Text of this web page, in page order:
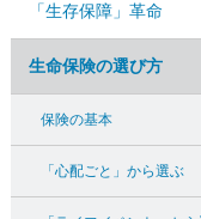
「生存保障」革命
生命保険の選び方
保険の基本
「心配ごと」から選ぶ